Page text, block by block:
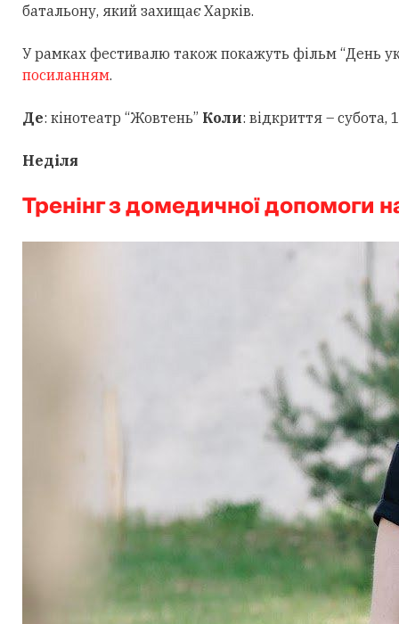
батальону, який захищає Харків.
У рамках фестивалю також покажуть фільм “День
посиланням.
Де: кінотеатр “Жовтень” Коли: відкриття –
Неділя
Тренінг з домедичної допомоги